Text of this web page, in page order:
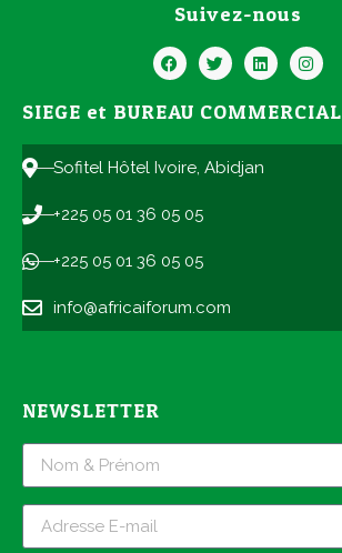
Suivez-nous
SIEGE et BUREAU COMMERCIAL
Sofitel Hôtel Ivoire, Abidjan
+225 05 01 36 05 05
+225 05 01 36 05 05
info@africaiforum.com
NEWSLETTER